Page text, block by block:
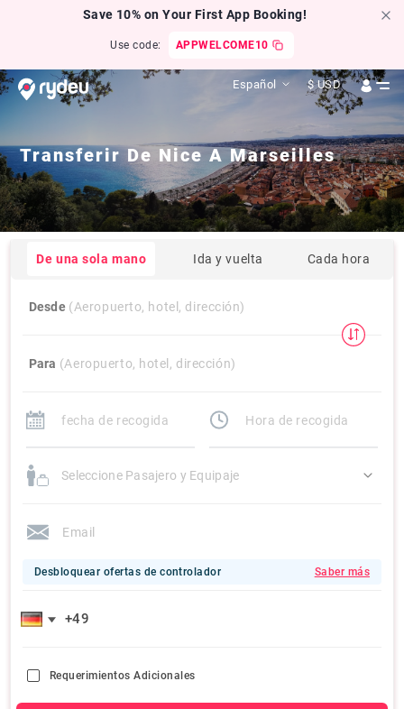
Save 10% on Your First App Booking!
Use code: APPWELCOME10
Español $ USD
Transferir De Nice A Marseilles
De una sola mano Ida y vuelta Cada hora
Desde (Aeropuerto, hotel, dirección)
Para (Aeropuerto, hotel, dirección)
Seleccione Pasajero y Equipaje
Desbloquear ofertas de controlador Saber más
Requerimientos Adicionales